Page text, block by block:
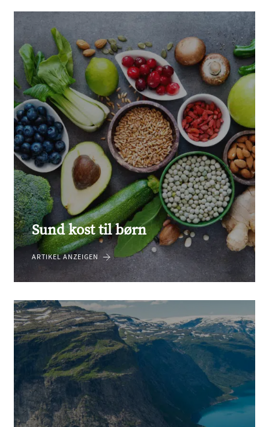
Sund kost til børn
ARTIKEL ANZEIGEN